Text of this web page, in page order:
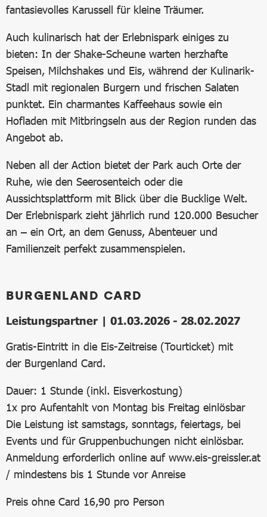
fantasievolles Karussell für kleine Träumer.
Auch kulinarisch hat der Erlebnispark einiges zu
bieten: In der Shake-Scheune warten herzhafte
Speisen, Milchshakes und Eis, während der Kulinarik-
Stadl mit regionalen Burgern und frischen Salaten
punktet. Ein charmantes Kaffeehaus sowie ein
Hofladen mit Mitbringseln aus der Region runden das
Angebot ab.
Neben all der Action bietet der Park auch Orte der
Ruhe, wie den Seerosenteich oder die
Aussichtsplattform mit Blick über die Bucklige Welt.
Der Erlebnispark zieht jährlich rund 120.000 Besucher
an – ein Ort, an dem Genuss, Abenteuer und
Familienzeit perfekt zusammenspielen.
BURGENLAND CARD
Leistungspartner | 01.03.2026 - 28.02.2027
Gratis-Eintritt in die Eis-Zeitreise (Tourticket) mit
der Burgenland Card.
Dauer: 1 Stunde (inkl. Eisverkostung)
1x pro Aufentahlt von Montag bis Freitag einlösbar
Die Leistung ist samstags, sonntags, feiertags, bei
Events und für Gruppenbuchungen nicht einlösbar.
Anmeldung erforderlich online auf www.eis-greissler.at
/ mindestens bis 1 Stunde vor Anreise
Preis ohne Card 16,90 pro Person